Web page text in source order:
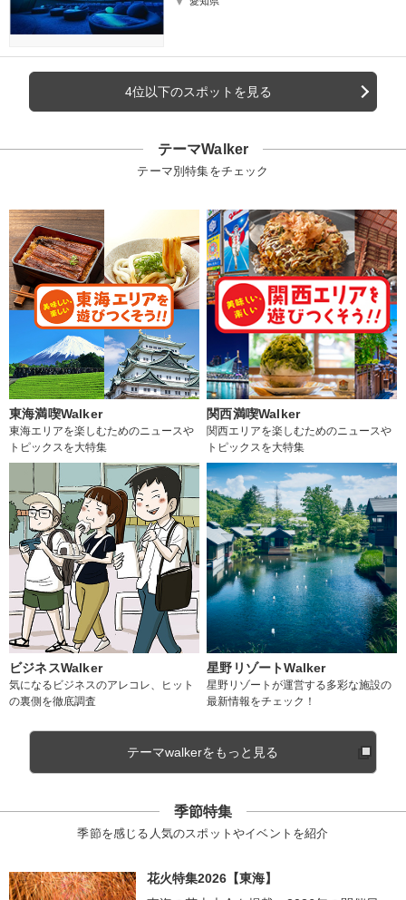
4位以下のスポットを見る
テーマWalker
テーマ別特集をチェック
東海満喫Walker
東海エリアを楽しむためのニュースや
トピックスを大特集
関西満喫Walker
関西エリアを楽しむためのニュースや
トピックスを大特集
ビジネスWalker
気になるビジネスのアレコレ、ヒット
の裏側を徹底調査
星野リゾートWalker
星野リゾートが運営する多彩な施設の
最新情報をチェック！
テーマwalkerをもっと見る
季節特集
季節を感じる人気のスポットやイベントを紹介
花火特集2026【東海】